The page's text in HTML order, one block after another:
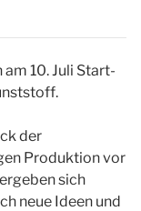
10. Juli Start-
der
Produktion vor
sich
neue Ideen und